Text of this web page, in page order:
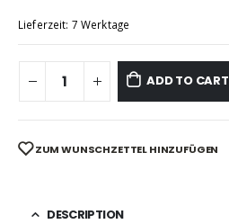
Lieferzeit: 7 Werktage
ADD TO CART
ZUM WUNSCHZETTEL HINZUFÜGEN
DESCRIPTION